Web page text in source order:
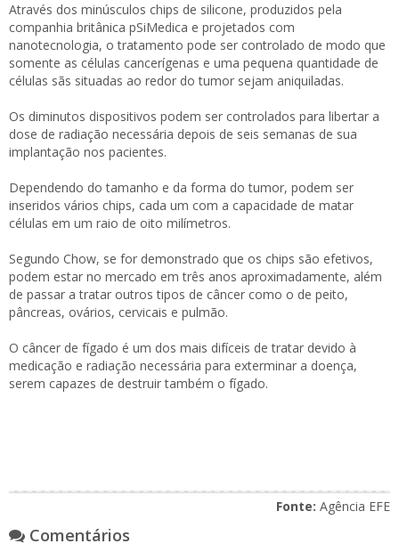
Através dos minúsculos chips de silicone, produzidos pela
companhia britânica pSiMedica e projetados com
nanotecnologia, o tratamento pode ser controlado de modo que
somente as células cancerígenas e uma pequena quantidade de
células sãs situadas ao redor do tumor sejam aniquiladas.
Os diminutos dispositivos podem ser controlados para libertar a
dose de radiação necessária depois de seis semanas de sua
implantação nos pacientes.
Dependendo do tamanho e da forma do tumor, podem ser
inseridos vários chips, cada um com a capacidade de matar
células em um raio de oito milímetros.
Segundo Chow, se for demonstrado que os chips são efetivos,
podem estar no mercado em três anos aproximadamente, além
de passar a tratar outros tipos de câncer como o de peito,
pâncreas, ovários, cervicais e pulmão.
O câncer de fígado é um dos mais difíceis de tratar devido à
medicação e radiação necessária para exterminar a doença,
serem capazes de destruir também o fígado.
Fonte: Agência EFE
Comentários